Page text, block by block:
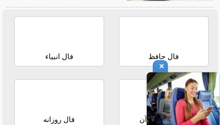
فال حافظ فال انبیاء
استخاره با قرآن فال روزانه
×